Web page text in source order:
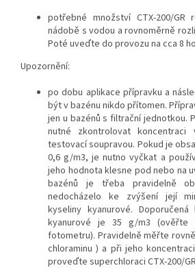
potřebné množství CTX-200/
nádobě s vodou a rovnoměrně
Poté uveďte do provozu na cca 8
Upozornění:
po dobu aplikace přípravku a
být v bazénu nikdo přítomen.
jen u bazénů s filtrační jednotkou.
nutné zkontrolovat
testovací soupravou. Pokud je
0,6 g/m3, je nutno vyčkat a
jeho hodnota klesne pod nebo na
bazénů je třeba pravidelně
nedocházelo ke zvýšení její
kyseliny kyanurové.
kyanurové je 35 g/m3 (ověřte
fotometru). Pravidelně měřte
chloraminu ) a při jeho
proveďte superchloraci CTX-200/